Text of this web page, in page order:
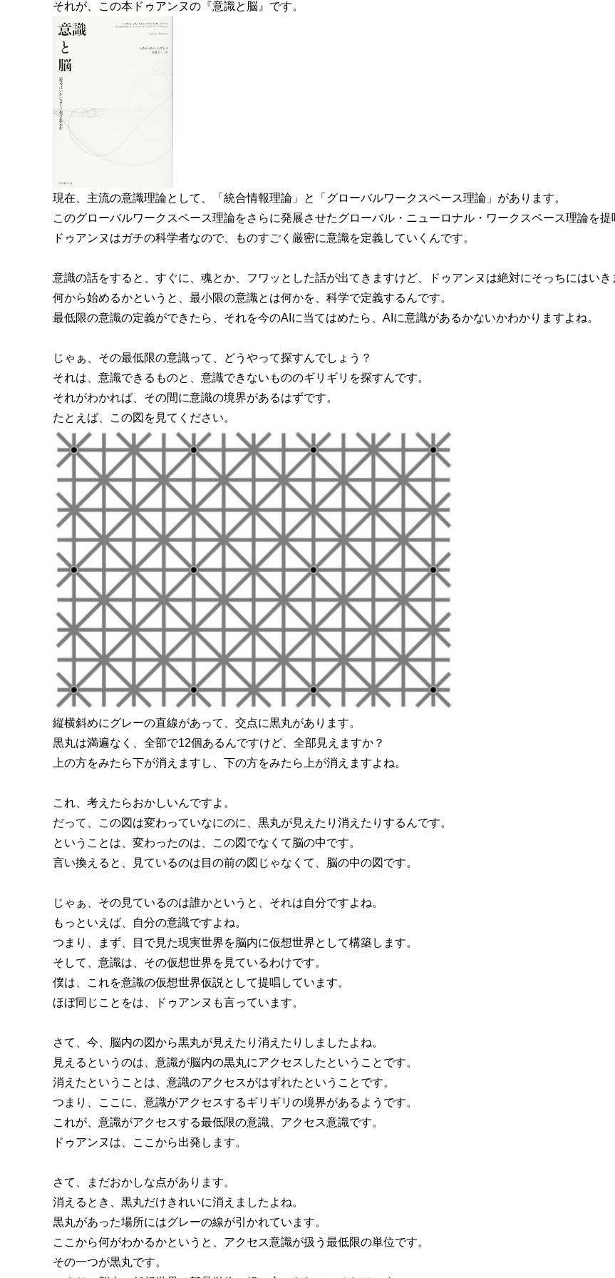
それが、この本ドゥアンヌの『意識と脳』です。
現在、主流の意識理論として、「統合情報理論」と「グローバルワークスペース理論」があります。
このグローバルワークスペース理論をさらに発展させたグローバル・ニューロナル・ワークスペース理論を提
ドゥアンヌはガチの科学者なので、ものすごく厳密に意識を定義していくんです。
意識の話をすると、すぐに、魂とか、フワッとした話が出てきますけど、ドゥアンヌは絶対にそっちにはいき
何から始めるかというと、最小限の意識とは何かを、科学で定義するんです。
最低限の意識の定義ができたら、それを今のAIに当てはめたら、AIに意識があるかないかわかりますよね。
じゃぁ、その最低限の意識って、どうやって探すんでしょう？
それは、意識できるものと、意識できないもののギリギリを探すんです。
それがわかれば、その間に意識の境界があるはずです。
たとえば、この図を見てください。
縦横斜めにグレーの直線があって、交点に黒丸があります。
黒丸は満遍なく、全部で12個あるんですけど、全部見えますか？
上の方をみたら下が消えますし、下の方をみたら上が消えますよね。
これ、考えたらおかしいんですよ。
だって、この図は変わっていなにのに、黒丸が見えたり消えたりするんです。
ということは、変わったのは、この図でなくて脳の中です。
言い換えると、見ているのは目の前の図じゃなくて、脳の中の図です。
じゃぁ、その見ているのは誰かというと、それは自分ですよね。
もっといえば、自分の意識ですよね。
つまり、まず、目で見た現実世界を脳内に仮想世界として構築します。
そして、意識は、その仮想世界を見ているわけです。
僕は、これを意識の仮想世界仮説として提唱しています。
ほぼ同じことをは、ドゥアンヌも言っています。
さて、今、脳内の図から黒丸が見えたり消えたりしましたよね。
見えるというのは、意識が脳内の黒丸にアクセスしたということです。
消えたということは、意識のアクセスがはずれたということです。
つまり、ここに、意識がアクセスするギリギリの境界があるようです。
これが、意識がアクセスする最低限の意識、アクセス意識です。
ドゥアンヌは、ここから出発します。
さて、まだおかしな点があります。
消えるとき、黒丸だけきれいに消えましたよね。
黒丸があった場所にはグレーの線が引かれています。
ここから何がわかるかというと、アクセス意識が扱う最低限の単位です。
その一つが黒丸です。